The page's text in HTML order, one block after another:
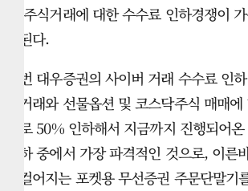
버 주식거래에 대한 수수료 인하경쟁이
상된다.
이번 대우증권의 사이버 거래 수수료 인
식거래와 선물옵션 및 코스닥주식 매매
으로 50% 인하해서 지금까지 진행되어
인하 중에서 가장 파격적인 것으로, 이른
일컬어지는 포켓용 무선증권 주문단말기